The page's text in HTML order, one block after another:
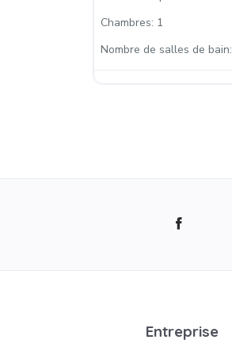
Chambres: 1
Nombre de salles de bain:
Entreprise